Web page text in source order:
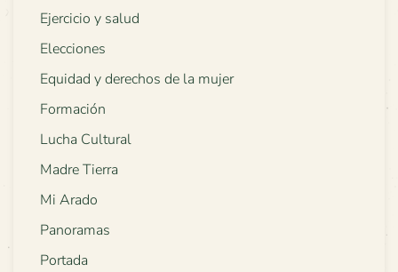
Ejercicio y salud
Elecciones
Equidad y derechos de la mujer
Formación
Lucha Cultural
Madre Tierra
Mi Arado
Panoramas
Portada